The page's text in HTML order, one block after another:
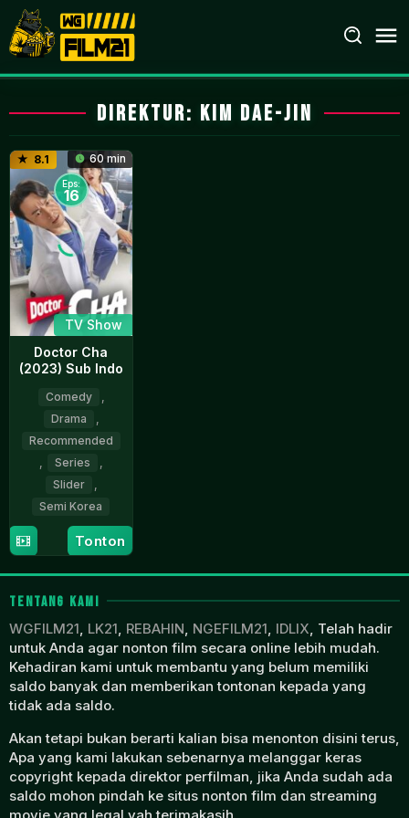
Loncat
ke
konten
Direktur: Kim Dae-jin
8.1 60 min
Eps:
16
TV Show
Doctor Cha
(2023) Sub Indo
Comedy
Drama
Recommended
Series
Slider
Semi Korea
15
Apr
2023
Kim
Dae-
jin
Tonton
TENTANG KAMI
WGFILM21, LK21, REBAHIN, NGEFILM21, IDLIX, Telah hadir
untuk Anda agar nonton film secara online lebih mudah.
Kehadiran kami untuk membantu yang belum memiliki
saldo banyak dan memberikan tontonan kepada yang
tidak ada saldo.
Akan tetapi bukan berarti kalian bisa menonton disini terus,
Apa yang kami lakukan sebenarnya melanggar keras
copyright kepada direktor perfilman, jika Anda sudah ada
saldo mohon pindah ke situs nonton film dan streaming